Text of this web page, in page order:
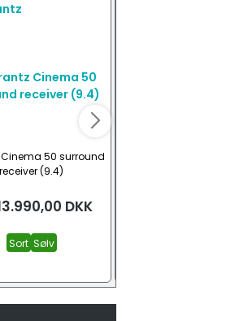
50 surround
receiver (9.4)
DKK
Sort Sølv